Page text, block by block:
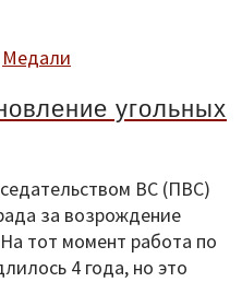
Медали
угольных
ВС (ПВС)
за возрождение
тот момент работа по
4 года, но это